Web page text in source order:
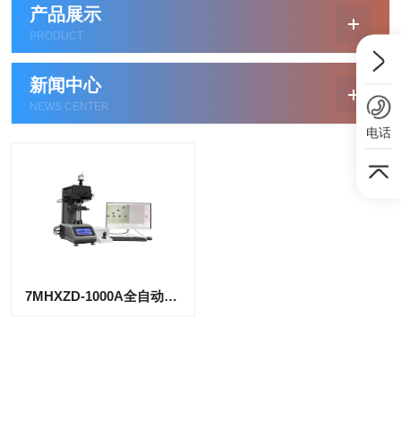
产品展示
PRODUCT
新闻中心
NEWS CENTER
7MHXZD-1000A全自动显微维氏硬度计
电话